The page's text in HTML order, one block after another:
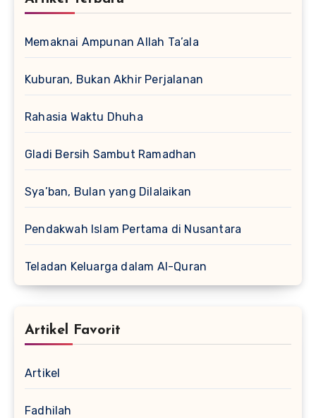
Memaknai Ampunan Allah Ta’ala
Kuburan, Bukan Akhir Perjalanan
Rahasia Waktu Dhuha
Gladi Bersih Sambut Ramadhan
Sya’ban, Bulan yang Dilalaikan
Pendakwah Islam Pertama di Nusantara
Teladan Keluarga dalam Al-Quran
Artikel Favorit
Artikel
Fadhilah